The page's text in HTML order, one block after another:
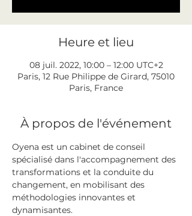
Heure et lieu
08 juil. 2022, 10:00 – 12:00 UTC+2
Paris, 12 Rue Philippe de Girard, 75010
Paris, France
À propos de l'événement
Oyena est un cabinet de conseil
spécialisé dans l'accompagnement des
transformations et la conduite du
changement, en mobilisant des
méthodologies innovantes et
dynamisantes.